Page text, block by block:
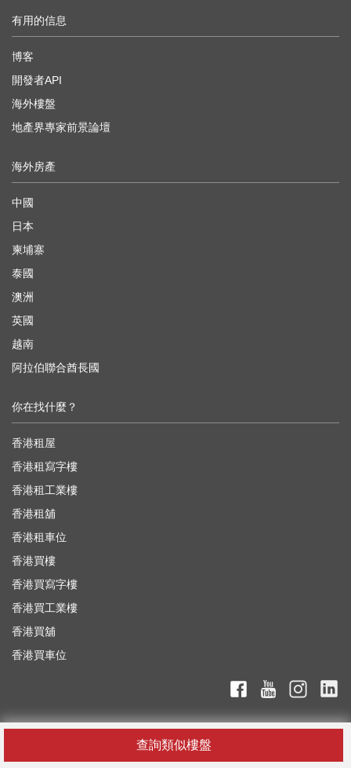
查詢類似樓盤
有用的信息
博客
開發者API
海外樓盤
地產界專家前景論壇
海外房產
中國
日本
柬埔寨
泰國
澳洲
英國
越南
阿拉伯聯合酋長國
你在找什麼？
香港租屋
香港租寫字樓
香港租工業樓
香港租舖
香港租車位
香港買樓
香港買寫字樓
香港買工業樓
香港買舖
香港買車位